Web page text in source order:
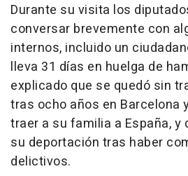
Durante su visita los
conversar brevemente con
internos, incluido un
lleva 31 días en huelga de
explicado que se quedó sin
tras ocho años en Barcelona
traer a su familia a España, y
su deportación tras haber
delictivos.